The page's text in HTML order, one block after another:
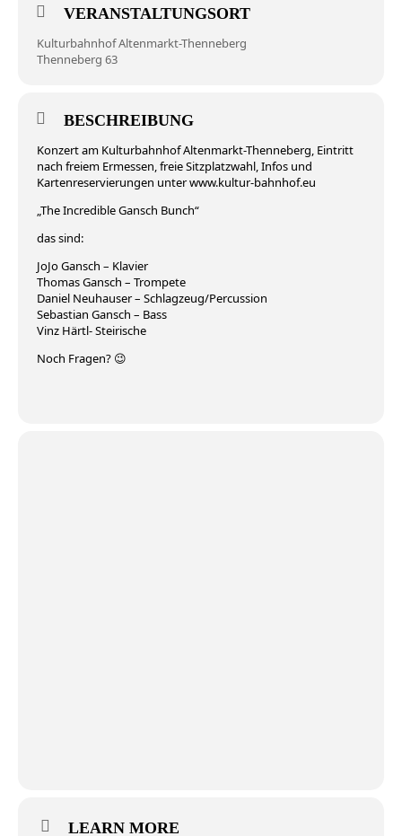
VERANSTALTUNGSORT
Kulturbahnhof Altenmarkt-Thenneberg
Thenneberg 63
BESCHREIBUNG
Konzert am Kulturbahnhof Altenmarkt-Thenneberg, Eintritt
nach freiem Ermessen, freie Sitzplatzwahl, Infos und
Kartenreservierungen unter www.kultur-bahnhof.eu
„The Incredible Gansch Bunch“
das sind:
JoJo Gansch – Klavier
Thomas Gansch – Trompete
Daniel Neuhauser – Schlagzeug/Percussion
Sebastian Gansch – Bass
Vinz Härtl- Steirische
Noch Fragen? 😉
LEARN MORE